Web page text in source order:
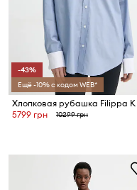
-43%
Ещё -10% с кодом WEB*
Хлопковая рубашка Filippa K
5799 грн
10299 грн